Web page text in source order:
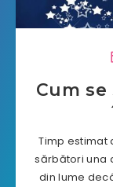
Cum
Timp estimat
sărbători una
din lume